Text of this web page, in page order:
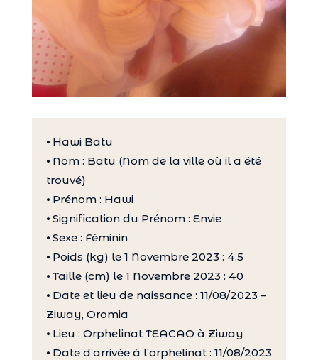
⦁ Hawi Batu
⦁ Nom : Batu (Nom de la ville où il a été
trouvé)
⦁ Prénom : Hawi
⦁ Signification du Prénom : Envie
⦁ Sexe : Féminin
⦁ Poids (kg) le 1 Novembre 2023 : 4.5
⦁ Taille (cm) le 1 Novembre 2023 : 40
⦁ Date et lieu de naissance : 11/08/2023 –
Ziway, Oromia
⦁ Lieu : Orphelinat TEACAO à Ziway
⦁ Date d’arrivée à l’orphelinat : 11/08/2023